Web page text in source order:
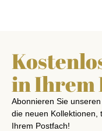
in Ihrem
Abonnieren Sie
die neuen Kollektionen,
Ihrem Postfach!